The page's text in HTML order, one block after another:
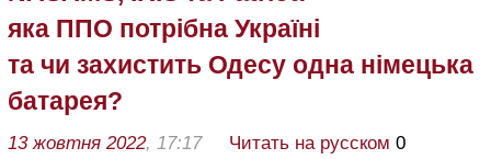
яка ППО потрібна Україні
та чи захистить Одесу одна німецька
батарея?
13 жовтня 2022, 17:17 Читать на русском 0